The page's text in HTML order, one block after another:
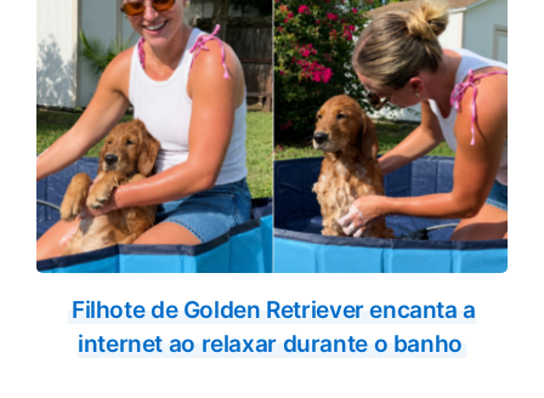
Filhote de Golden Retriever encanta a
internet ao relaxar durante o banho